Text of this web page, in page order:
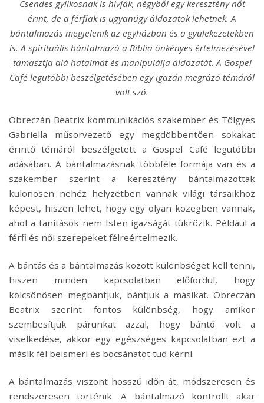
Csendes gyilkosnak is hívják, négyből egy keresztény nőt
érint, de a férfiak is ugyanúgy áldozatok lehetnek. A
bántalmazás megjelenik az egyházban és a gyülekezetekben
is. A spirituális bántalmazó a Biblia önkényes értelmezésével
támasztja alá hatalmát és manipulálja áldozatát. A Gospel
Café legutóbbi beszélgetésében egy igazán megrázó témáról
volt szó.
Obreczán Beatrix kommunikációs szakember és Tölgyes
Gabriella műsorvezető egy megdöbbentően sokakat
érintő témáról beszélgetett a Gospel Café legutóbbi
adásában. A bántalmazásnak többféle formája van és a
szakember szerint a keresztény bántalmazottak
különösen nehéz helyzetben vannak világi társaikhoz
képest, hiszen lehet, hogy egy olyan közegben vannak,
ahol a tanítások nem Isten igazságát tükrözik. Például a
férfi és női szerepeket félreértelmezik.
A bántás és a bántalmazás között különbséget kell tenni,
hiszen minden kapcsolatban előfordul, hogy
kölcsönösen megbántjuk, bántjuk a másikat. Obreczán
Beatrix szerint fontos különbség, hogy amikor
szembesítjük párunkat azzal, hogy bántó volt a
viselkedése, akkor egy egészséges kapcsolatban ezt a
másik fél beismeri és bocsánatot tud kérni.
A bántalmazás viszont hosszú időn át, módszeresen és
rendszeresen történik. A bántalmazó kontrollt akar